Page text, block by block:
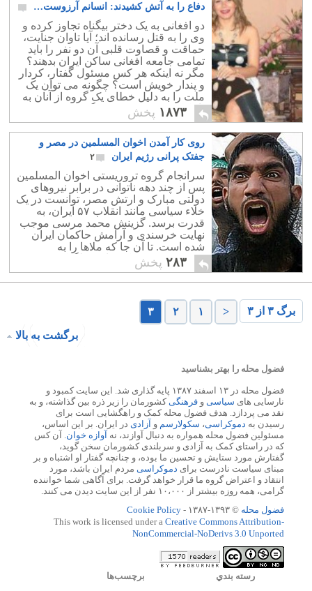
دفاع را به آتش کشیدند: انسانم آرزوست…
دو افغانی به یک دختر بیگناه تجاوز کرده و
وی را به قتل رسانده اند؛ آیا تاوان جنایت،
حماقت و قصاوت قلبی آن دو نفر را باید
تمامی جامعه افغانی ساکن ایران بدهند؟
مگر نه اینکه هر کس مسئول گفتار، کردار
و پندار خویش است؟ چگونه می توان یک
ملت را به دلیل خطای یک گروه از آنان به
باد کتک و فحش و تحقیر گرفت؟
۱۸۷۳ پخش
روی کار آمدن اخوان المسلمین در مصر و
جفتک پرانی رژیم ایران
۲
سرانجام گروه تروریستی اخوان المسلمین
پس از چند دهه ناتوانی در برابر نیروهای
دولتی مبارک و ارتش مصر، توانست در یک
خلاء سیاسی مانند انقلاب ۵۷ ایران، به
قدرت برسد. گزینش محمد مرسی موجب
نهایت خرسندی و آرامش حاکمان ایران
شده است. تا آن جا که ملاها را به
سرمستی به جفتک پرانی و لگدکوبی در
آورده است.
۲۸۳ پخش
برگ ۳ از ۳ < ۱ ۲
۳
برگشت به بالا
فضول محله را بهتر بشناسید
فضول محله در ۱۳ اسفند ۱۳۸۷ پایه گذاری شد. این سایت کمبود و
نارسایی های سیاسی و فرهنگی کشورمان را زیر ذره بین گذاشته، و به
نقد می پردازد. هدف فضول محله کمک و راهگشایی است برای
رسیدن به دموکراسی، سکولارسم و آزادی در ایران. بر این اساس،
مسئولین فضول محله همواره به دنبال آوازند، نه آوازه خوان . آن کس
که در راستای کمک به آزادی و سربلندی کشورمان سخن گوید،
گفتارش مورد ستایش و تحسین ما بوده، و چنانچه گفتار او اشتباه و بر
مبنای سیاست نادرست برای دموکراسی مردم ایران باشد، مورد
انتقاد و اعتراض گروه ما قرار خواهد گرفت. برای آگاهی شما خواننده
گرامی، همه روزه بیشتر از ۱۰،۰۰۰ نفر از این سایت دیدن می کنند.
فضول محله © ۱۳۹۳-۱۳۸۷ -
Cookie Policy
This work is licensed under a Creative Commons Attribution-
NonCommercial-NoDerivs 3.0 Unported
رسته بندي برچسب‌ها